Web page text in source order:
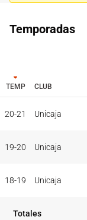
Temporadas
TEMP CLUB
TEMP CLUB
20-21 Unicaja
19-20 Unicaja
18-19 Unicaja
Totales